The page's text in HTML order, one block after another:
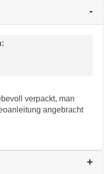
:
verpackt, man
angebracht